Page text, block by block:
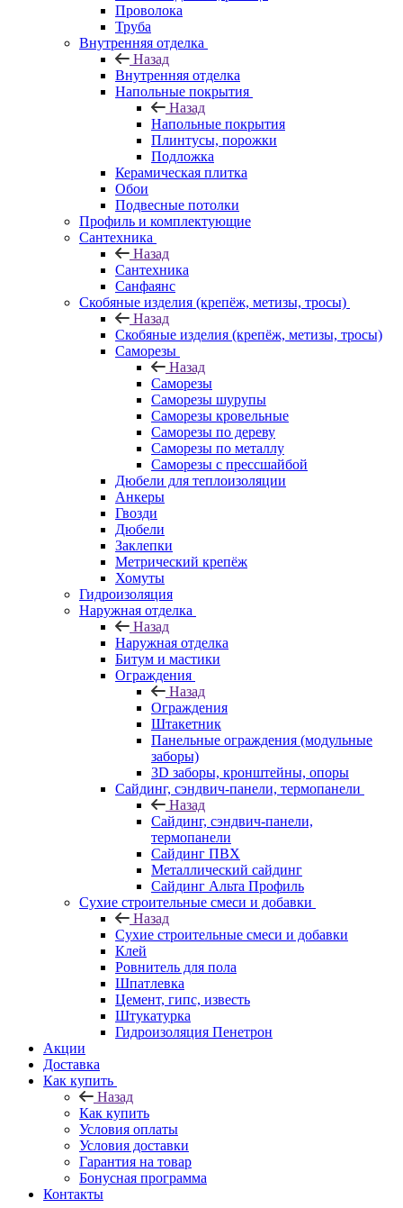
Проволока
Труба
Внутренняя отделка
Назад
Внутренняя отделка
Напольные покрытия
Назад
Напольные покрытия
Плинтусы, порожки
Подложка
Керамическая плитка
Обои
Подвесные потолки
Профиль и комплектующие
Сантехника
Назад
Сантехника
Санфаянс
Скобяные изделия (крепёж, метизы, тросы)
Назад
Скобяные изделия (крепёж, метизы, тросы)
Саморезы
Назад
Саморезы
Саморезы шурупы
Саморезы кровельные
Саморезы по дереву
Саморезы по металлу
Саморезы с прессшайбой
Дюбели для теплоизоляции
Анкеры
Гвозди
Дюбели
Заклепки
Метрический крепёж
Хомуты
Гидроизоляция
Наружная отделка
Назад
Наружная отделка
Битум и мастики
Ограждения
Назад
Ограждения
Штакетник
Панельные ограждения (модульные
заборы)
3D заборы, кронштейны, опоры
Cайдинг, сэндвич-панели, термопанели
Назад
Cайдинг, сэндвич-панели,
термопанели
Сайдинг ПВХ
Металлический сайдинг
Сайдинг Альта Профиль
Сухие строительные смеси и добавки
Назад
Сухие строительные смеси и добавки
Клей
Ровнитель для пола
Шпатлевка
Цемент, гипс, известь
Штукатурка
Гидроизоляция Пенетрон
Акции
Доставка
Как купить
Назад
Как купить
Условия оплаты
Условия доставки
Гарантия на товар
Бонусная программа
Контакты